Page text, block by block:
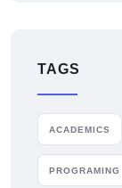
TAGS
ACADEMICS
PROGRAMING